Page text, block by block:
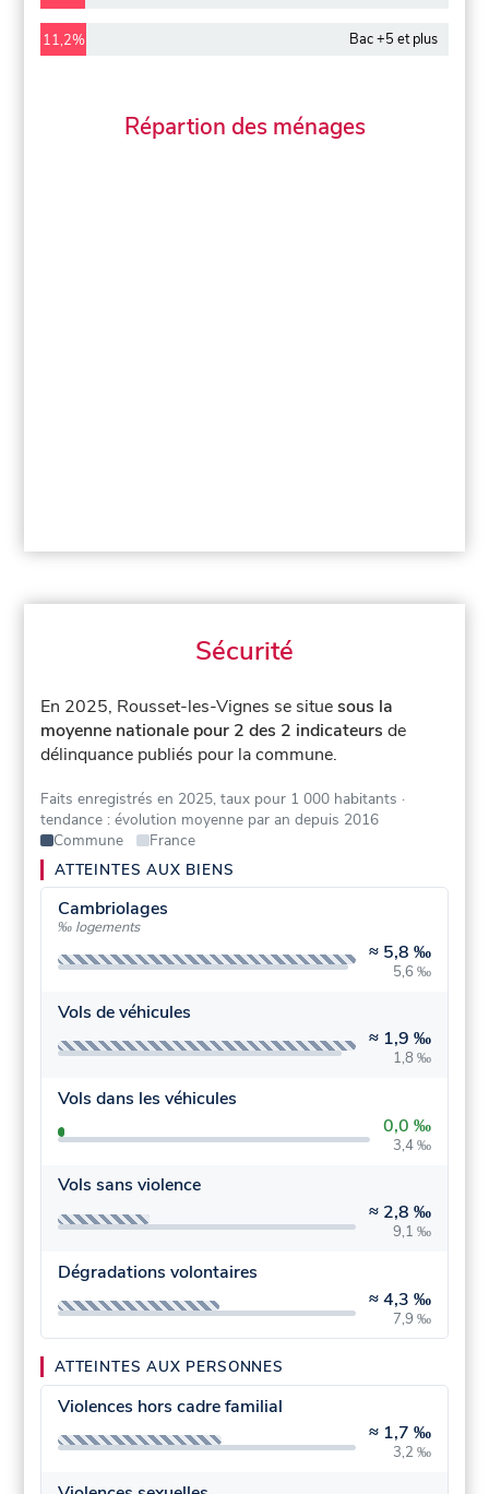
11,2% Bac +5 et plus
Répartion des ménages
Sécurité
En 2025, Rousset-les-Vignes se situesous la
moyenne nationale pour 2 des 2 indicateurs de
délinquance publiés pour la commune.
Faits enregistrés en 2025, taux pour 1 000 habitants ·
tendance : évolution moyenne par an depuis 2016
Commune
France
ATTEINTES AUX BIENS
Cambriolages
‰ logements
≈ 5,8 ‰
5,6 ‰
Vols de véhicules
≈ 1,9 ‰
1,8 ‰
Vols dans les véhicules
0,0 ‰
3,4 ‰
Vols sans violence
≈ 2,8 ‰
9,1 ‰
Dégradations volontaires
≈4,3 ‰
7,9 ‰
ATTEINTES AUX PERSONNES
Violences hors cadre familial
≈ 1,7 ‰
3,2 ‰